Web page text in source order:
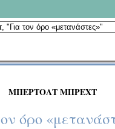
ΜΠΕΡΤΟΛΤ ΜΠΡΕΧΤ
όρο